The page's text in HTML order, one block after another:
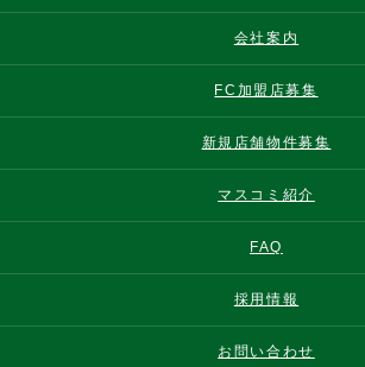
会社案内
FC加盟店募集
新規店舗物件募集
マスコミ紹介
FAQ
採用情報
お問い合わせ